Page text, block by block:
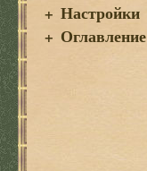
+ Настройки
+ Оглавление